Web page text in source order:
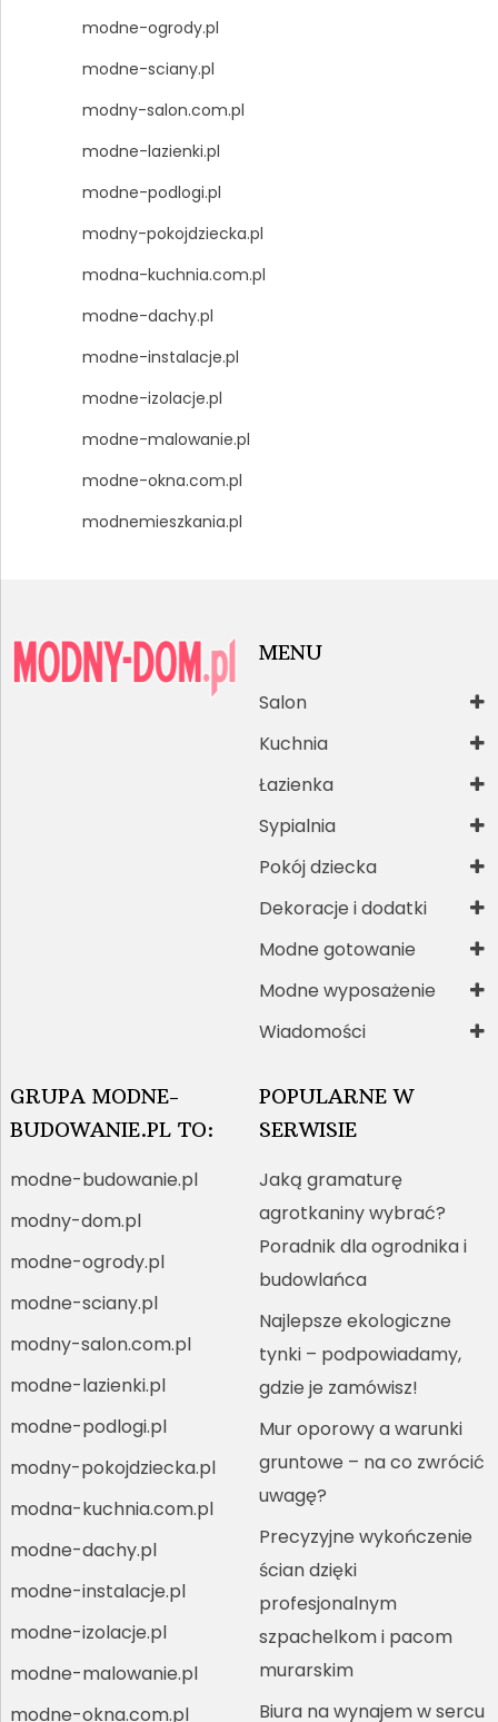
modne-ogrody.pl
modne-sciany.pl
modny-salon.com.pl
modne-lazienki.pl
modne-podlogi.pl
modny-pokojdziecka.pl
modna-kuchnia.com.pl
modne-dachy.pl
modne-instalacje.pl
modne-izolacje.pl
modne-malowanie.pl
modne-okna.com.pl
modnemieszkania.pl
MENU
Salon
Kuchnia
Łazienka
Sypialnia
Pokój dziecka
Dekoracje i dodatki
Modne gotowanie
Modne wyposażenie
Wiadomości
GRUPA MODNE-
BUDOWANIE.PL TO:
modne-budowanie.pl
modny-dom.pl
modne-ogrody.pl
modne-sciany.pl
modny-salon.com.pl
modne-lazienki.pl
modne-podlogi.pl
modny-pokojdziecka.pl
modna-kuchnia.com.pl
modne-dachy.pl
modne-instalacje.pl
modne-izolacje.pl
modne-malowanie.pl
modne-okna.com.pl
POPULARNE W
SERWISIE
Jaką gramaturę
agrotkaniny wybrać?
Poradnik dla ogrodnika i
budowlańca
Najlepsze ekologiczne
tynki – podpowiadamy,
gdzie je zamówisz!
Mur oporowy a warunki
gruntowe – na co zwrócić
uwagę?
Precyzyjne wykończenie
ścian dzięki
profesjonalnym
szpachelkom i pacom
murarskim
Biura na wynajem w sercu